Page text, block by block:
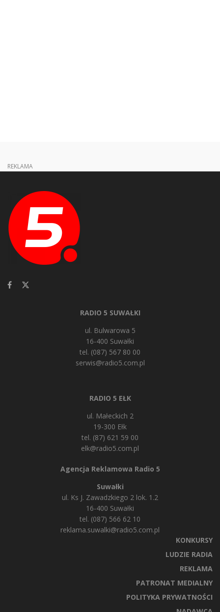
REKLAMA
RADIO 5 SUWAŁKI
ul. Bulwarowa 5
16-400 Suwałki
tel. (087) 567 80 00
serwis@radio5.com.pl
RADIO 5 EŁK
ul. Małeckich 2
19-300 Ełk
tel. (87) 621 59 00
elk@radio5.com.pl
Agencja Reklamowa Radio 5
Suwałki
ul. Ks J. Zawadzkiego 2 lok. 1.2
16-400 Suwałki
tel. (087) 566 62 10
reklama.suwalki@radio5.com.pl
KONKURSY
LUDZIE RADIA
REKLAMA
PATRONAT MEDIALNY
POLITYKA PRYWATNOŚCI